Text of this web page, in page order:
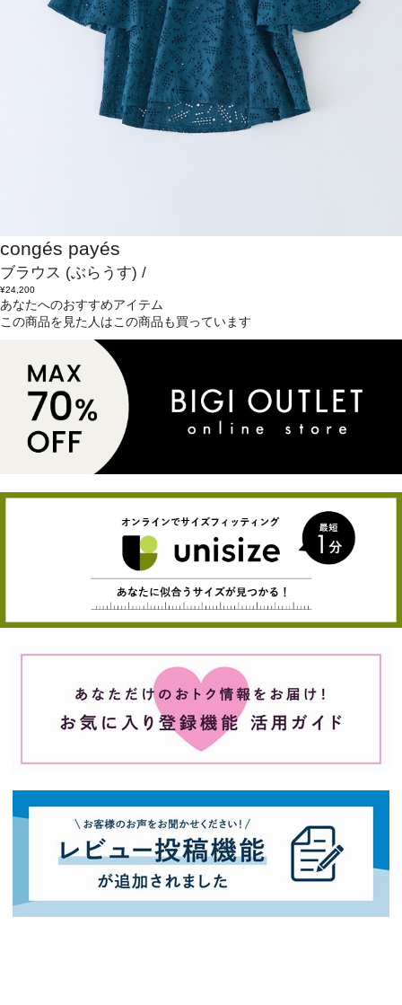
congés payés
ブラウス (ぶらうす) /
¥24,200
あなたへのおすすめアイテム
この商品を見た人はこの商品も買っています